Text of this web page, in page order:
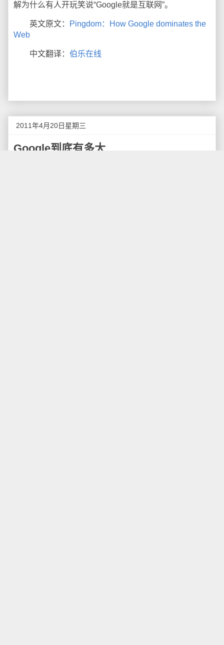
解为什么有人开玩笑说“Google就是互联网”。
英文原文：
Pingdom：How Google dominates the
Web
中文翻译： 伯乐在线
2011年4月20日星期三
Google到底有多大